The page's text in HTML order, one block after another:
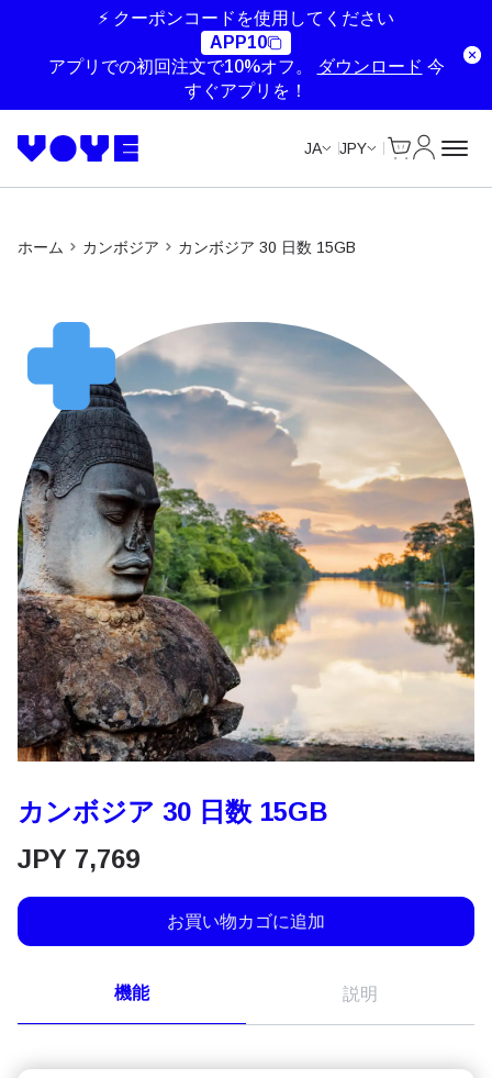
⚡ クーポンコードを使用してください
APP10
アプリでの初回注文で10%オフ。
ダウンロード 今
すぐアプリを！
JA JPY
ホーム カンボジア カンボジア 30 日数 15GB
カンボジア 30 日数 15GB
JPY 7,769
お買い物カゴに追加
機能 説明